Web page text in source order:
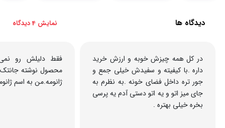
دیدگاه ها نمایش 4 دیدگاه
در کل همه چیزش خوبه و ارزش خرید
داره .با کیفیته و سفیدش خیلی جمع و
جور تره داخل فضای خونه .به نظرم به
جای میز اتو و یه اتو دستی آدم یه پرسی
بخره خیلی بهتره .
فقط دلیلش رو
محصول نوشته
ژانومه.من به اسم